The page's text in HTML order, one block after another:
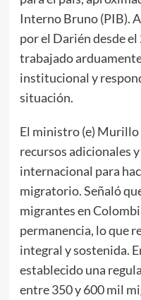
Interno Bruno (PIB).
por el Darién desde
trabajado
institucional y
situación.
El ministro (e) Murillo
recursos adicionales
internacional para
migratorio. Señaló
migrantes en
permanencia, lo que
integral y sostenida.
establecido una
entre 350 y 600 mil